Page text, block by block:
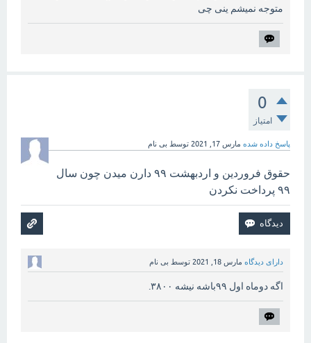
متوجه نمیشم ینی چی
0
امتیاز
پاسخ داده شده مارس 17, 2021 توسط بی نام
حقوق فروردین و اردبهشت ۹۹ دارن میدن چون سال
۹۹ پرداخت نکردن
دارای دیدگاه مارس 18, 2021 توسط بی نام
اگه دوماه اول ۹۹باشه نیشه ۳۸۰۰.